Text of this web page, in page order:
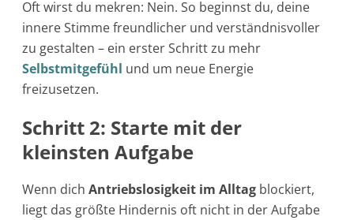
Oft wirst du mekren: Nein. So beginnst du, deine
innere Stimme freundlicher und verständnisvoller
zu gestalten – ein erster Schritt zu mehr
Selbstmitgefühl und um neue Energie
freizusetzen.
Schritt 2: Starte mit der
kleinsten Aufgabe
Wenn dich Antriebslosigkeit im Alltag blockiert,
liegt das größte Hindernis oft nicht in der Aufgabe